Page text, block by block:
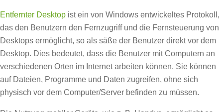
Entfernter Desktop ist ein von Windows entwickeltes Protokoll,
das den Benutzern den Fernzugriff und die Fernsteuerung von
Desktops ermöglicht, so als säße der Benutzer direkt vor dem
Desktop. Dies bedeutet, dass die Benutzer mit Computern an
verschiedenen Orten im Internet arbeiten können. Sie können
auf Dateien, Programme und Daten zugreifen, ohne sich
physisch vor dem Computer/Server befinden zu müssen.